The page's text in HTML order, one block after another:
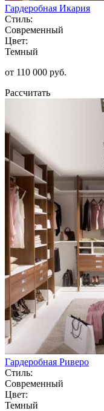
Гардеробная Икария
Стиль:
Современный
Цвет:
Темный
от 110 000 руб.
Рассчитать
Гардеробная Риверо
Стиль:
Современный
Цвет:
Темный